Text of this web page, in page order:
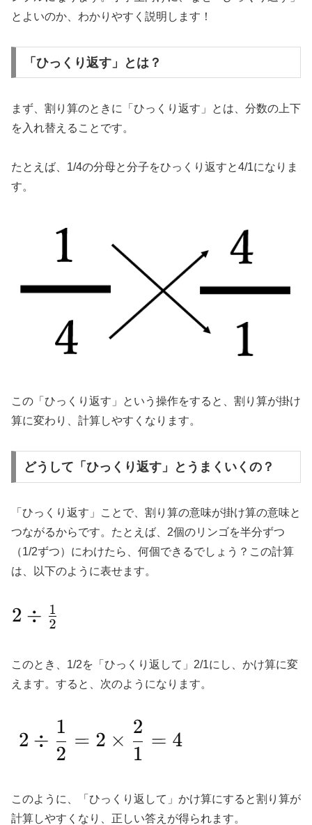
とよいのか、わかりやすく説明します！
「ひっくり返す」とは？
まず、割り算のときに「ひっくり返す」とは、分数の上下
を入れ替えることです。
たとえば、1/4の分母と分子をひっくり返すと4/1になりま
す。
この「ひっくり返す」という操作をすると、割り算が掛け
算に変わり、計算しやすくなります。
どうして「ひっくり返す」とうまくいくの？
「ひっくり返す」ことで、割り算の意味が掛け算の意味と
つながるからです。たとえば、2個のリンゴを半分ずつ
（1/2ずつ）にわけたら、何個できるでしょう？この計算
は、以下のように表せます。
このとき、1/2​を「ひっくり返して」2/1​にし、かけ算に変
えます。すると、次のようになります。
このように、「ひっくり返して」かけ算にすると割り算が
計算しやすくなり、正しい答えが得られます。